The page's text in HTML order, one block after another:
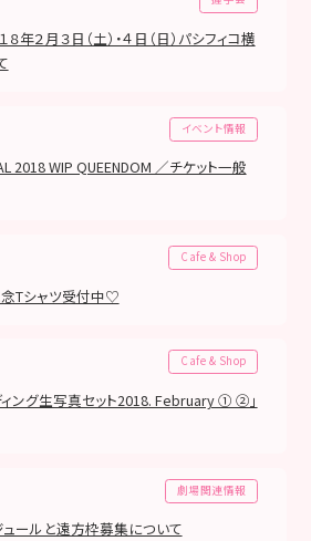
年２月３日（土）・４日（日）パシフィコ横
イベント情報
2018 WIP QUEENDOM ／チケット一般
Cafe & Shop
Tシャツ受付中♡
Cafe & Shop
ィング生写真セット2018. February ① ②」
劇場関連情報
ールと遠方枠募集について